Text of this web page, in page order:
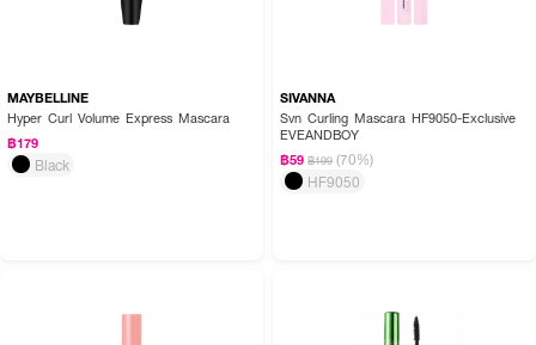
MAYBELLINE
Hyper Curl Volume Express Mascara
฿179
Black
SIVANNA
Svn Curling Mascara HF9050-Exclusive
EVEANDBOY
฿59 ฿199 (70%)
HF9050